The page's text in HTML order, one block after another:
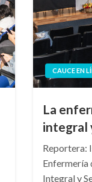
CAUCE EN
La
integral
Reportera:
Enfermería
Integral y